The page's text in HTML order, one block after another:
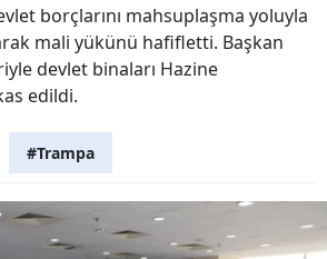
borçlarını mahsuplaşma yoluyla
mali yükünü hafifletti. Başkan
devlet binaları Hazine
edildi.
#Trampa